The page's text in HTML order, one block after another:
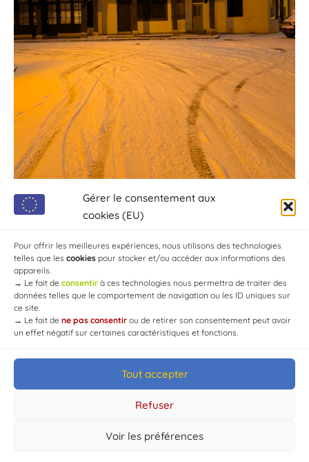
Gérer le consentement aux
cookies (EU)
Pour offrir les meilleures expériences, nous utilisons des technologies
telles que les cookies pour stocker et/ou accéder aux informations des
appareils.
→ Le fait de consentir à ces technologies nous permettra de traiter des
données telles que le comportement de navigation ou les ID uniques sur
ce site.
→ Le fait de ne pas consentir ou de retirer son consentement peut avoir
un effet négatif sur certaines caractéristiques et fonctions.
Tout accepter
Refuser
Voir les préférences
© Mairie de Chaource [2004-2024] | Tous droits réservés.
Developed byWEB3-DESIGN